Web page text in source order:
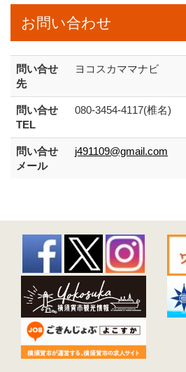
お問い合わせ
問い合せ
先
ヨコスカママナビ
問い合せ
TEL
080-3454-4117(椎名)
問い合せ
メール
j491109@gmail.com